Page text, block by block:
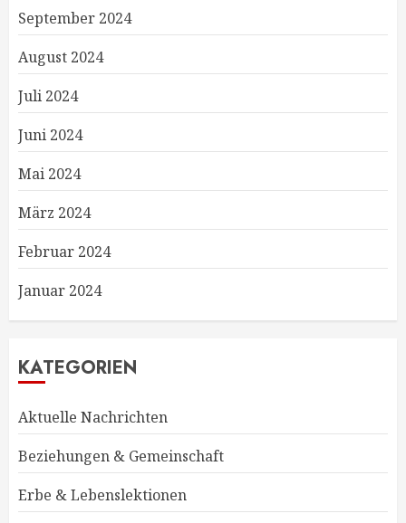
September 2024
August 2024
Juli 2024
Juni 2024
Mai 2024
März 2024
Februar 2024
Januar 2024
KATEGORIEN
Aktuelle Nachrichten
Beziehungen & Gemeinschaft
Erbe & Lebenslektionen